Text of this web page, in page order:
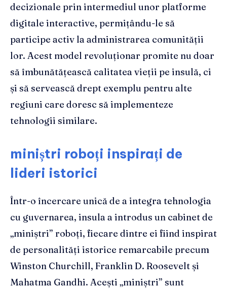
decizionale prin intermediul unor platforme
digitale interactive, permițându-le să
participe activ la administrarea comunității
lor. Acest model revoluționar promite nu doar
să îmbunătățească calitatea vieții pe insulă, ci
și să servească drept exemplu pentru alte
regiuni care doresc să implementeze
tehnologii similare.
miniștri roboți inspirați de
lideri istorici
Într-o încercare unică de a integra tehnologia
cu guvernarea, insula a introdus un cabinet de
„miniștri” roboți, fiecare dintre ei fiind inspirat
de personalități istorice remarcabile precum
Winston Churchill, Franklin D. Roosevelt și
Mahatma Gandhi. Acești „miniștri” sunt